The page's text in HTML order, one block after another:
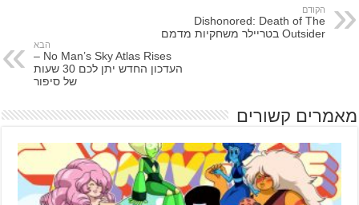
הקודם
Dishonored: Death of The
Outsider בטריילר משחקיות מדמם
הבא
No Man’s Sky Atlas Rises –
העדכון החדש יתן לכם 30 שעות
של סיפור
מאמרים קשורים